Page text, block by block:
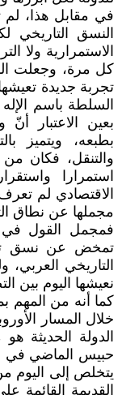
في مقابل هذا، لم
النسق التاريخي
الاستمرارية ولا
كل مرة، وجعلت
تجربة جديدة
السلطة باسم
بعين الاعتبار أنّ
بطبعه، ويتميز
والتنقل، فكان
استمرارا
الاقتصادي لم
مجملها عن نطاق
فمجمل القول في
تمخض عن نسق
التاريخي
نعيشها اليوم بين
كما أنه من المهم
خلال المسار
الدولة الحديثة
حبيس الماضي في
يتخلص إلى اليوم
القديمة القائمة